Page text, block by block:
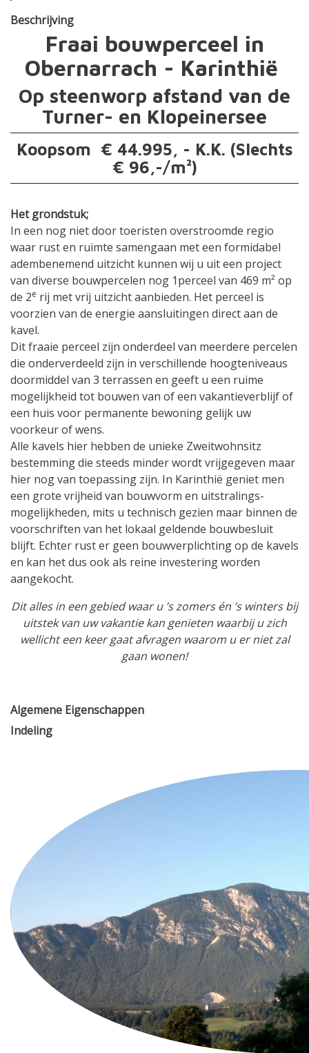
Beschrijving
Fraai bouwperceel in
Obernarrach - Karinthië
Op steenworp afstand van de
Turner- en Klopeinersee
Koopsom € 44.995, - K.K. (Slechts
€ 96,-/m²)
Het grondstuk;
In een nog niet door toeristen overstroomde regio
waar rust en ruimte samengaan met een formidabel
adembenemend uitzicht kunnen wij u uit een project
van diverse bouwpercelen nog 1perceel van 469 m² op
de 2e rij met vrij uitzicht aanbieden. Het perceel is
voorzien van de energie aansluitingen direct aan de
kavel.
Dit fraaie perceel zijn onderdeel van meerdere percelen
die onderverdeeld zijn in verschillende hoogteniveaus
doormiddel van 3 terrassen en geeft u een ruime
mogelijkheid tot bouwen van of een vakantieverblijf of
een huis voor permanente bewoning gelijk uw
voorkeur of wens.
Alle kavels hier hebben de unieke Zweitwohnsitz
bestemming die steeds minder wordt vrijgegeven maar
hier nog van toepassing zijn. In Karinthië geniet men
een grote vrijheid van bouwvorm en uitstralings-
mogelijkheden, mits u technisch gezien maar binnen de
voorschriften van het lokaal geldende bouwbesluit
blijft. Echter rust er geen bouwverplichting op de kavels
en kan het dus ook als reine investering worden
aangekocht.
Dit alles in een gebied waar u ’s zomers én ’s winters bij
uitstek van uw vakantie kan genieten waarbij u zich
wellicht een keer gaat afvragen waarom u er niet zal
gaan wonen!
Algemene Eigenschappen
Indeling